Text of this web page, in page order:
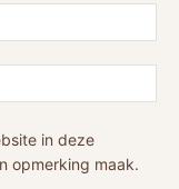
in deze
opmerking maak.